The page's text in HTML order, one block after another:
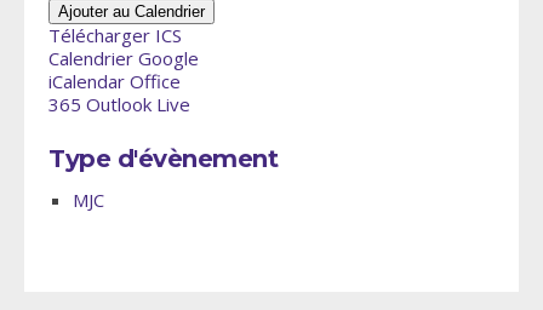
Ajouter au Calendrier
Télécharger ICS
Calendrier Google
iCalendar Office
365 Outlook Live
Type d'évènement
MJC